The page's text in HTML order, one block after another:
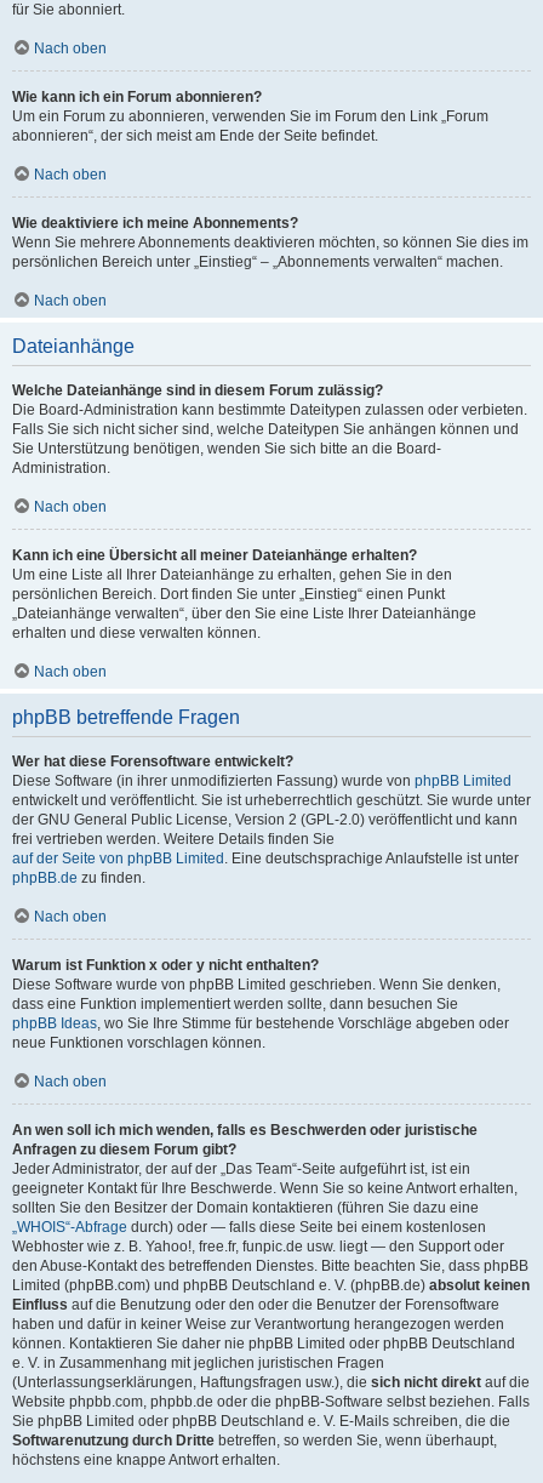
für Sie abonniert.
Nach oben
Wie kann ich ein Forum abonnieren?
Um ein Forum zu abonnieren, verwenden Sie im Forum den Link „Forum
abonnieren“, der sich meist am Ende der Seite befindet.
Nach oben
Wie deaktiviere ich meine Abonnements?
Wenn Sie mehrere Abonnements deaktivieren möchten, so können Sie dies im
persönlichen Bereich unter „Einstieg“ – „Abonnements verwalten“ machen.
Nach oben
Dateianhänge
Welche Dateianhänge sind in diesem Forum zulässig?
Die Board-Administration kann bestimmte Dateitypen zulassen oder verbieten.
Falls Sie sich nicht sicher sind, welche Dateitypen Sie anhängen können und
Sie Unterstützung benötigen, wenden Sie sich bitte an die Board-
Administration.
Nach oben
Kann ich eine Übersicht all meiner Dateianhänge erhalten?
Um eine Liste all Ihrer Dateianhänge zu erhalten, gehen Sie in den
persönlichen Bereich. Dort finden Sie unter „Einstieg“ einen Punkt
„Dateianhänge verwalten“, über den Sie eine Liste Ihrer Dateianhänge
erhalten und diese verwalten können.
Nach oben
phpBB betreffende Fragen
Wer hat diese Forensoftware entwickelt?
Diese Software (in ihrer unmodifizierten Fassung) wurde von phpBB Limited
entwickelt und veröffentlicht. Sie ist urheberrechtlich geschützt. Sie wurde unter
der GNU General Public License, Version 2 (GPL-2.0) veröffentlicht und kann
frei vertrieben werden. Weitere Details finden Sie
auf der Seite von phpBB Limited . Eine deutschsprachige Anlaufstelle ist unter
phpBB.de zu finden.
Nach oben
Warum ist Funktion x oder y nicht enthalten?
Diese Software wurde von phpBB Limited geschrieben. Wenn Sie denken,
dass eine Funktion implementiert werden sollte, dann besuchen Sie
phpBB Ideas, wo Sie Ihre Stimme für bestehende Vorschläge abgeben oder
neue Funktionen vorschlagen können.
Nach oben
An wen soll ich mich wenden, falls es Beschwerden oder juristische
Anfragen zu diesem Forum gibt?
Jeder Administrator, der auf der „Das Team“-Seite aufgeführt ist, ist ein
geeigneter Kontakt für Ihre Beschwerde. Wenn Sie so keine Antwort erhalten,
sollten Sie den Besitzer der Domain kontaktieren (führen Sie dazu eine
„WHOIS“-Abfrage durch) oder — falls diese Seite bei einem kostenlosen
Webhoster wie z. B. Yahoo!, free.fr, funpic.de usw. liegt — den Support oder
den Abuse-Kontakt des betreffenden Dienstes. Bitte beachten Sie, dass phpBB
Limited (phpBB.com) und phpBB Deutschland e. V. (phpBB.de) absolut keinen
Einfluss auf die Benutzung oder den oder die Benutzer der Forensoftware
haben und dafür in keiner Weise zur Verantwortung herangezogen werden
können. Kontaktieren Sie daher nie phpBB Limited oder phpBB Deutschland
e. V. in Zusammenhang mit jeglichen juristischen Fragen
(Unterlassungserklärungen, Haftungsfragen usw.), die sich nicht direkt auf die
Website phpbb.com, phpbb.de oder die phpBB-Software selbst beziehen. Falls
Sie phpBB Limited oder phpBB Deutschland e. V. E-Mails schreiben, die die
Softwarenutzung durch Dritte betreffen, so werden Sie, wenn überhaupt,
höchstens eine knappe Antwort erhalten.